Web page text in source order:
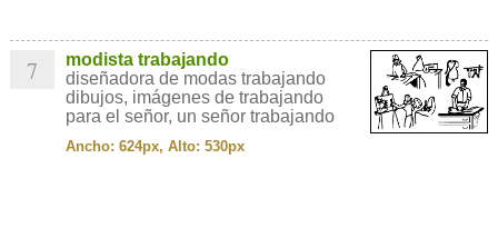
7
modista trabajando
diseñadora de modas trabajando
dibujos, imágenes de trabajando
para el señor, un señor trabajando
Ancho: 624px, Alto: 530px